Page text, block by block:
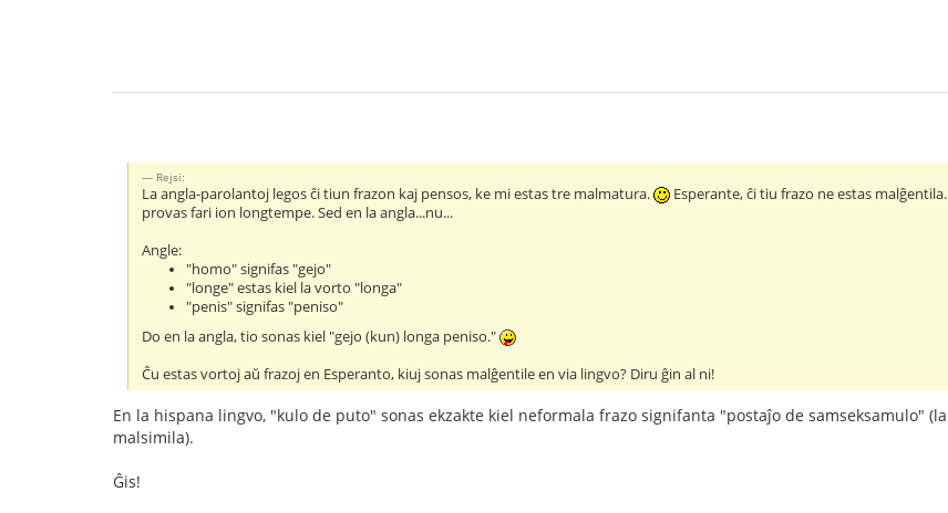
Rejsi:
La angla-parolantoj legos ĉi tiun frazon kaj pensos, ke mi estas tre malmatura.
Esperante, ĉi tiu frazo ne estas
provas fari ion longtempe. Sed en la angla...nu...
Angle:
"homo" signifas "gejo"
"longe" estas kiel la vorto "longa"
"penis" signifas "peniso"
Do en la angla, tio sonas kiel "gejo (kun) longa peniso."
Ĉu estas vortoj aŭ frazoj en Esperanto, kiuj sonas malĝentile en via lingvo? Diru ĝin al ni!
En la hispana lingvo, "kulo de puto" sonas ekzakte kiel neformala frazo signifanta "postaĵo de samseksamulo"
malsimila).
Ĝis!